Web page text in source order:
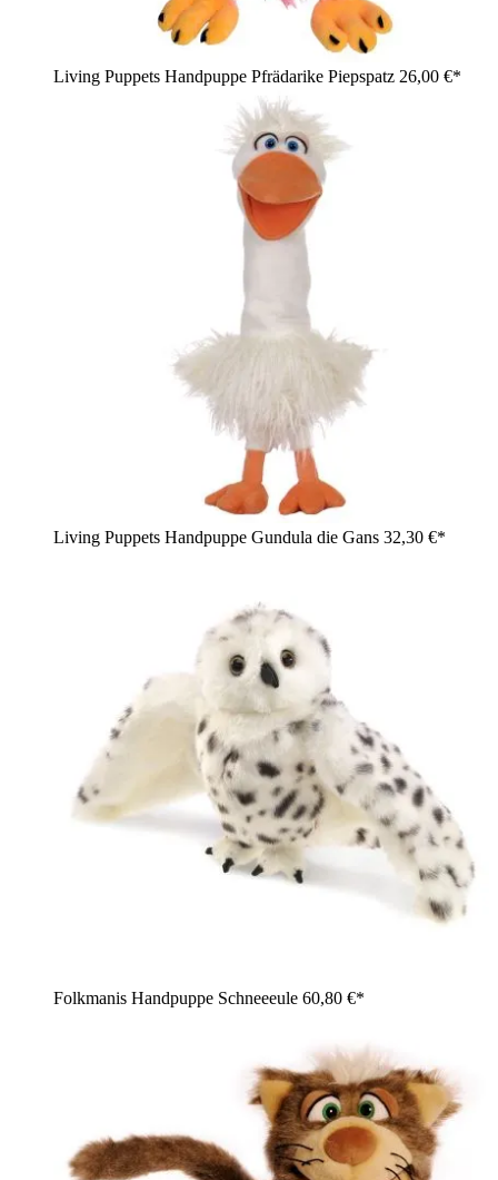
Living Puppets Handpuppe Pfrädarike Piepspatz 26,00 €*
Living Puppets Handpuppe Gundula die Gans 32,30 €*
Folkmanis Handpuppe Schneeeule 60,80 €*